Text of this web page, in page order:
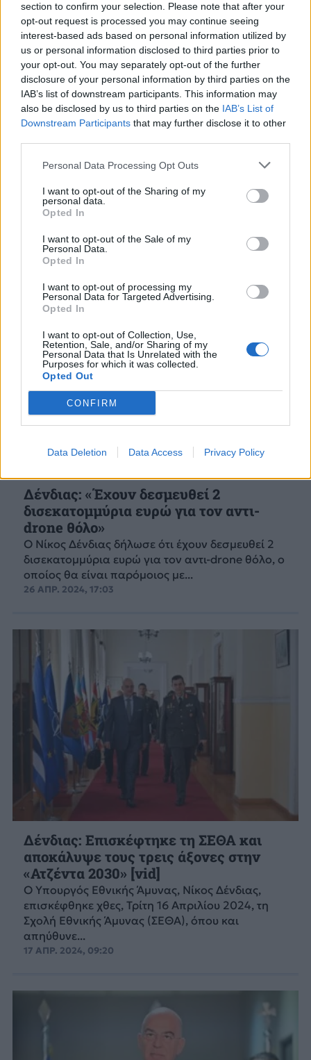
section to confirm your selection. Please note that after your
opt-out request is processed you may continue seeing
interest-based ads based on personal information utilized by
us or personal information disclosed to third parties prior to
your opt-out. You may separately opt-out of the further
disclosure of your personal information by third parties on the
IAB’s list of downstream participants. This information may
also be disclosed by us to third parties on the IAB’s List of
Downstream Participants that may further disclose it to other
Personal Data Processing Opt Outs
I want to opt-out of the Sharing of my
personal data.
Opted In
I want to opt-out of the Sale of my
Personal Data.
Opted In
I want to opt-out of processing my
Personal Data for Targeted Advertising.
Opted In
I want to opt-out of Collection, Use,
Retention, Sale, and/or Sharing of my
Personal Data that Is Unrelated with the
Purposes for which it was collected.
Opted Out
CONFIRM
Data Deletion Data Access Privacy Policy
Δένδιας: Με την «Ατζέντα 2030» οι
εισέρχονται σε μια νέα εποχή [vid]
που τελέστηκε στον Ιερό Ναό Αγίου Γεωργίου,
στην οποία χοροστάτησε ο Σεβασμιώτατος
10 ΜΑΙ. 2024, 15:39
Δένδιας: «Έχουν δεσμευθεί 2
δισεκατομμύρια ευρώ για τον αντι-
drone θόλο»
Ο Νίκος Δένδιας δήλωσε ότι έχουν δεσμευθεί 2
δισεκατομμύρια ευρώ για τον αντι-drone θόλο, ο
οποίος θα είναι παρόμοιος με...
26 ΑΠΡ. 2024, 17:03
Δένδιας: Επισκέφτηκε τη ΣΕΘΑ και
αποκάλυψε τους τρεις άξονες στην
«Ατζέντα 2030» [vid]
Ο Υπουργός Εθνικής Άμυνας, Νίκος Δένδιας,
επισκέφθηκε χθες, Τρίτη 16 Απριλίου 2024, τη
Σχολή Εθνικής Άμυνας (ΣΕΘΑ), όπου και
απηύθυνε...
17 ΑΠΡ. 2024, 09:20